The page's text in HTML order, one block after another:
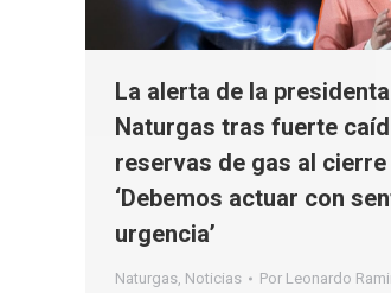
La alerta de la
Naturgas tras fuerte
reservas de gas al cierre
‘Debemos actuar con
urgencia’
Naturgas, Noticias Por Leonardo